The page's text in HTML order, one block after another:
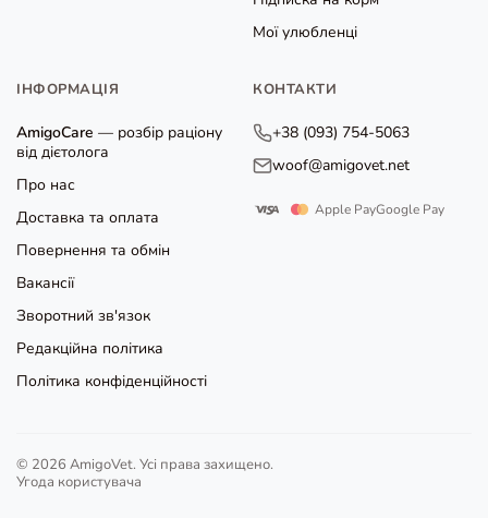
Мої улюбленці
ІНФОРМАЦІЯ
AmigoCare — розбір раціону
від дієтолога
Про нас
Доставка та оплата
Повернення та обмін
Вакансії
Зворотний зв'язок
Редакційна політика
Політика конфіденційності
КОНТАКТИ
+38 (093) 754-5063
woof@amigovet.net
Apple PayGoogle Pay
© 2026 AmigoVet. Усі права захищено.
Угода користувача